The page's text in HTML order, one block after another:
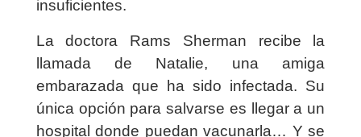
insuficientes.
La doctora Rams Sherman recibe la
llamada de Natalie, una amiga
embarazada que ha sido infectada. Su
única opción para salvarse es llegar a un
hospital donde puedan vacunarla… Y se